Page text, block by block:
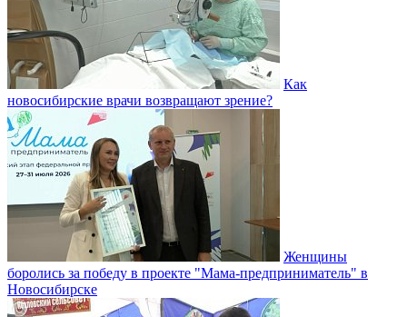
Как
новосибирские врачи возвращают зрение?
Женщины
боролись за победу в проекте "Мама-предприниматель" в
Новосибирске